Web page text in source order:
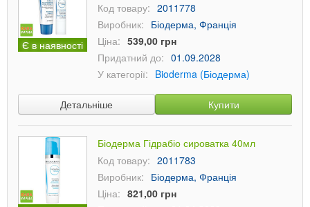
Є в наявності
Код товару: 2011778
Виробник: Біодерма, Франція
Ціна: 539,00 грн
Придатний до: 01.09.2028
У категорії: Bioderma (Біодерма)
Детальніше Купити
Біодерма Гідрабіо сироватка 40мл
Код товару: 2011783
Виробник: Біодерма, Франція
Ціна: 821,00 грн